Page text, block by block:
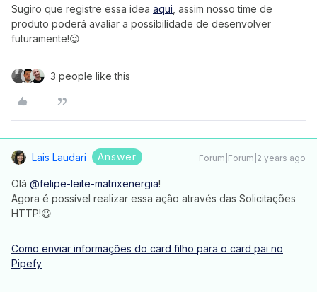
Sugiro que registre essa idea aqui , assim nosso time de
produto poderá avaliar a possibilidade de desenvolver
futuramente!😉
3 people like this
Lais Laudari Answer Forum|Forum|2 years ago
Olá @felipe-leite-matrixenergia!
Agora é possível realizar essa ação através das Solicitações
HTTP!😃
Como enviar informações do card filho para o card pai no
Pipefy